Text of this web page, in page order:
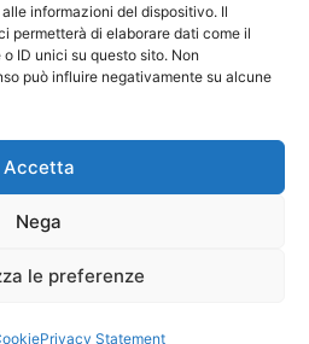
informazioni del dispositivo. Il
permetterà di elaborare dati come il
ID unici su questo sito. Non
può influire negativamente su alcune
Accetta
Nega
le preferenze
Privacy Statement
byCIAM